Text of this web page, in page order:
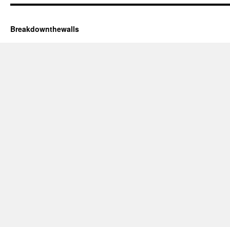
Breakdownthewalls